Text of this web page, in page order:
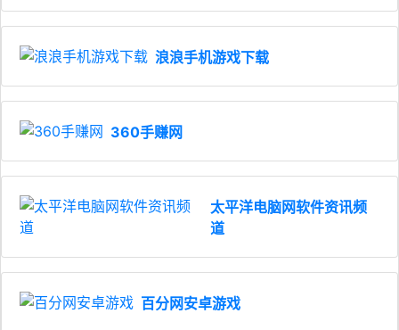
浪浪手机游戏下载
360手赚网
太平洋电脑网软件资讯频道